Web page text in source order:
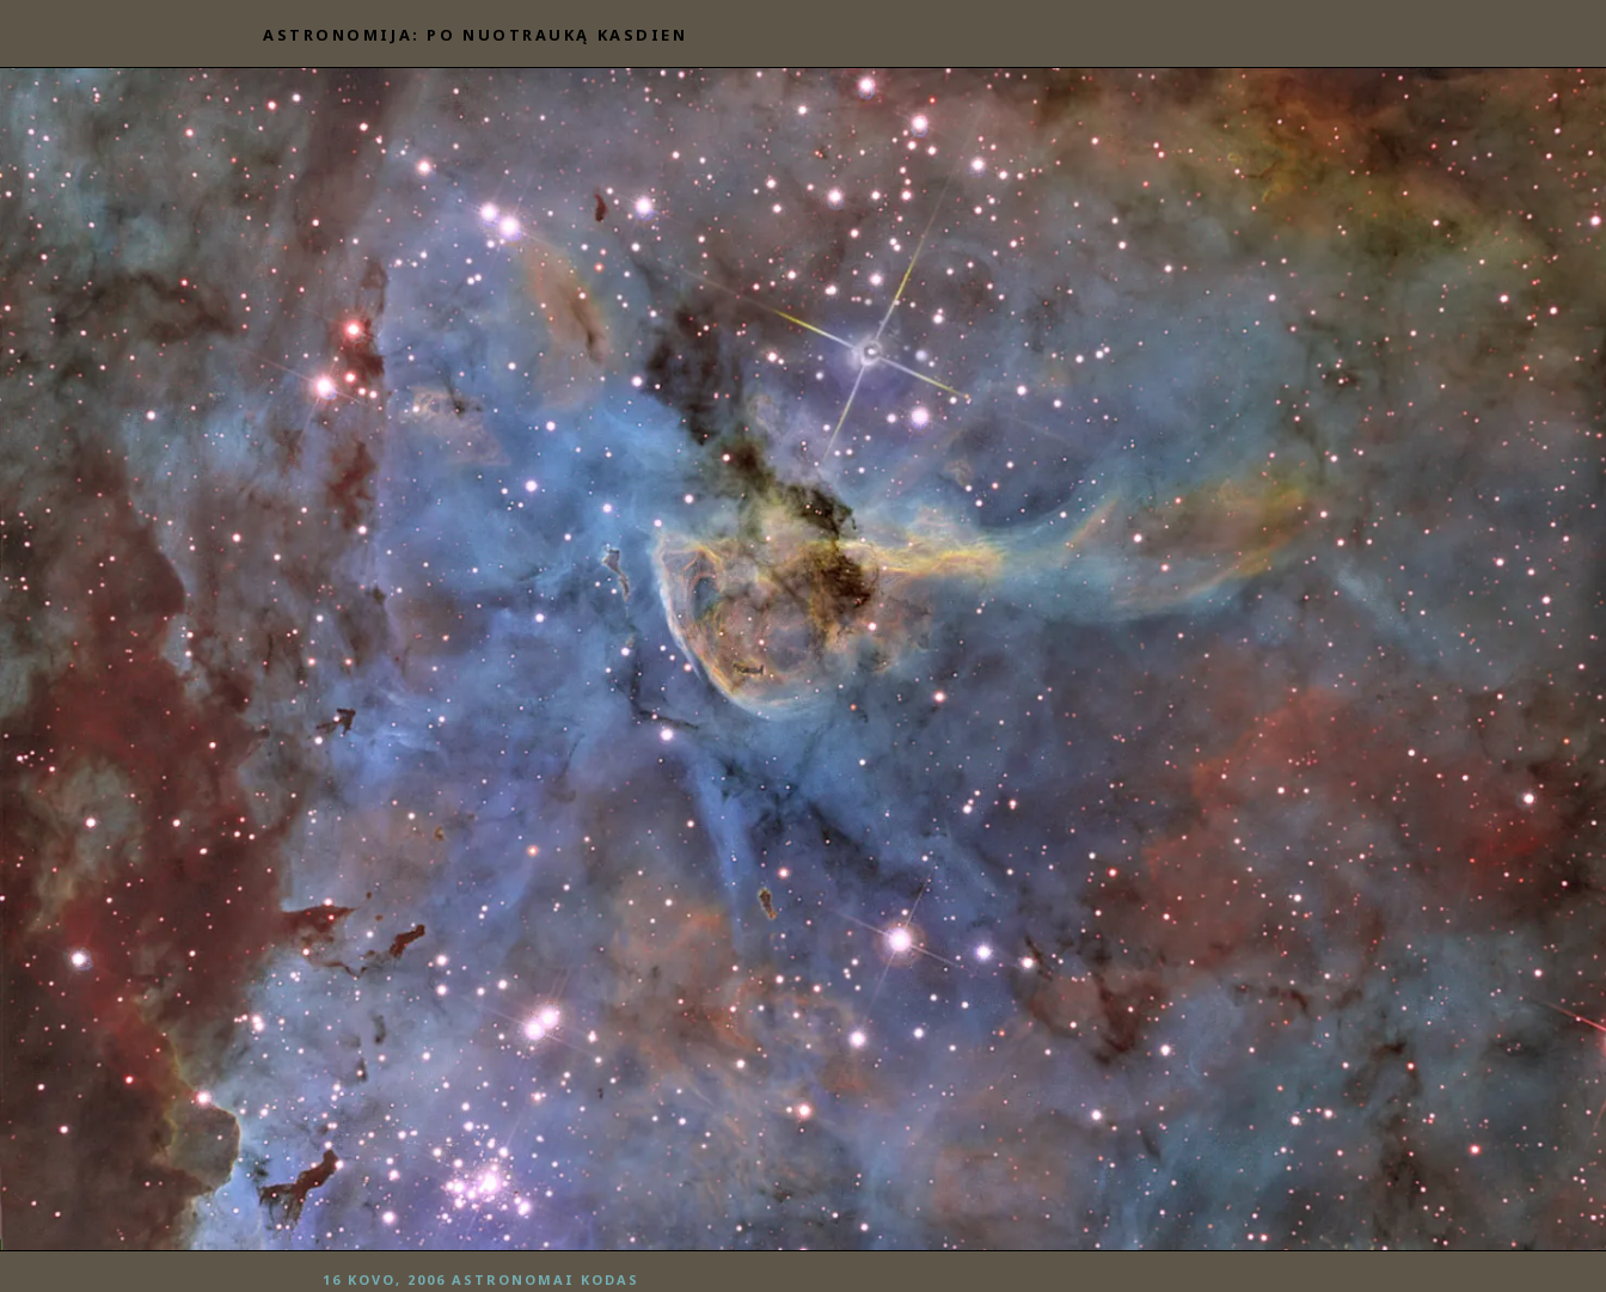
turinio
ASTRONOMIJA: PO NUOTRAUKĄ KASDIEN
PASKELBTA
16 KOVO, 2006 ASTRONOMAI KODAS